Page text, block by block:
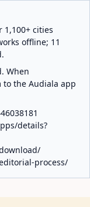
cities
offline; 11
When
the Audiala app
details?
process/